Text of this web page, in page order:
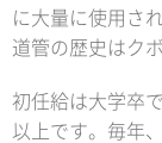
に大量に使用さ
道管の歴史はク
初任給は大学卒
以上です。毎年